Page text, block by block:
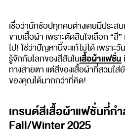
เชื่อว่านักช้อปทุกคนต่างเคยมีประส
ขายเสื้อผ้า เพราะตัดสินใจเลือก “สี
ไป! ใช่ว่าปัญหานี้จะแก้ไม่ได้ เพราะ
รู้จักกับโลกของสีสันในเสื้อผ้าแฟชั่น
ทางสายตา แต่สีของเสื้อผ้าที่สวมใ
ของคุณได้มากกว่าที่คิด!
เทรนด์สีเสื้อผ้าแฟชั่นที่ก
Fall/Winter 2025